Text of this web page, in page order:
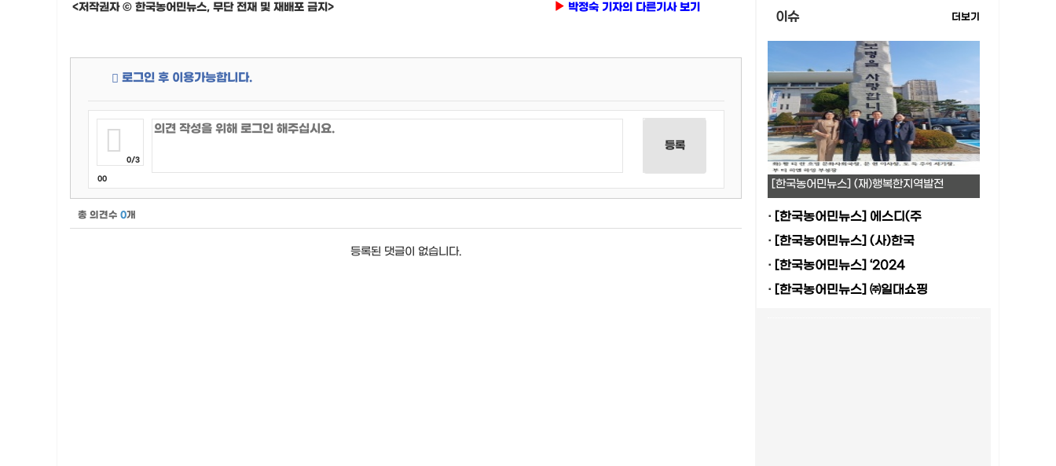
<저작권자 © 한국농어민뉴스, 무단 전재 및 재배포 금지>
박정숙 기자의 다른기사 보기
로그인 후 이용가능합니다.
0/3
00
등록
총 의견수 0개
등록된 댓글이 없습니다.
이슈 더보기
[한국농어민뉴스] (재)행복한지역발전
· [한국농어민뉴스] 에스디(주
· [한국농어민뉴스] (사)한국
· [한국농어민뉴스] ‘2024
· [한국농어민뉴스] ㈜일대쇼핑